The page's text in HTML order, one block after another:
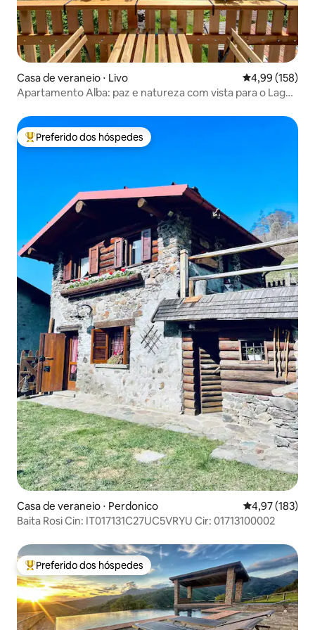
Casa de veraneio ⋅ Livo 4,99 de uma
4,99 (158)
Apartamento Alba: paz e natureza com vista para o Lago
Entre os melhores preferidos dos hóspedes
Preferido dos hóspedes
Casa de veraneio ⋅ Perdonico 4,97 de uma
4,97 (183)
Baita Rosi Cin: IT017131C27UC5VRYU Cir: 01713100002
Entre os melhores preferidos dos hóspedes
Preferido dos hóspedes